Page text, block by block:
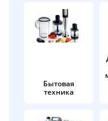
Бытовая
техника
об оплате
недели
8